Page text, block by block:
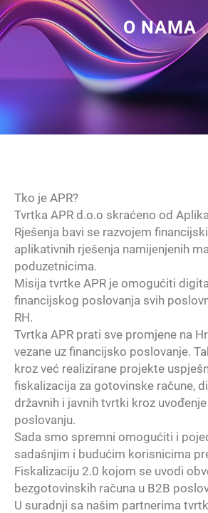
O NAMA
Tko je APR?
Tvrtka APR d.o.o skraćeno od
Rješenja bavi se razvojem
aplikativnih rješenja namijenjenih
poduzetnicima.
Misija tvrtke APR je omogućiti
financijskog poslovanja svih
RH.
Tvrtka APR prati sve promjene na
vezane uz financijsko poslovanje.
kroz već realizirane projekte
fiskalizacija za gotovinske račune,
državnih i javnih tvrtki kroz uvođenje
poslovanju.
Sada smo spremni omogućiti i
sadašnjim i budućim korisnicima
Fiskalizaciju 2.0 kojom se uvodi
bezgotovinskih računa u B2B
U suradnji sa našim partnerima